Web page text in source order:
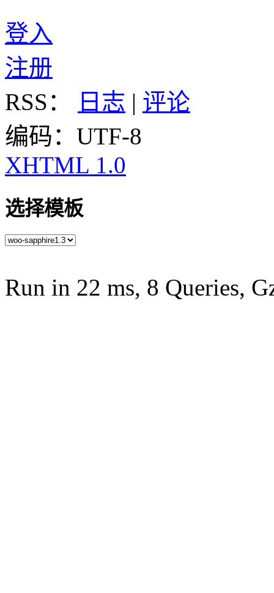
登入
注册
RSS：
日志 | 评论
编码：UTF-8
XHTML 1.0
选择模板
Run in 22 ms, 8 Queries,